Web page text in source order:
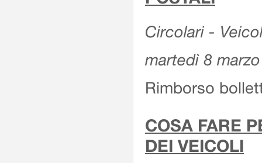
Circolari -
martedì 8
Rimborso
COSA FARE
DEI VEICOLI